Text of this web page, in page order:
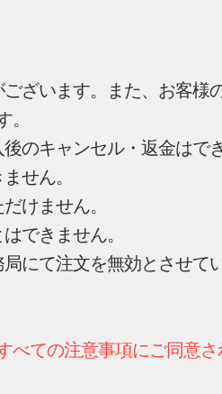
ざいます。また、お客
のキャンセル・返金はで
せん。
けません。
できません。
にて注文を無効とさせ
べての注意事項にご同意さ